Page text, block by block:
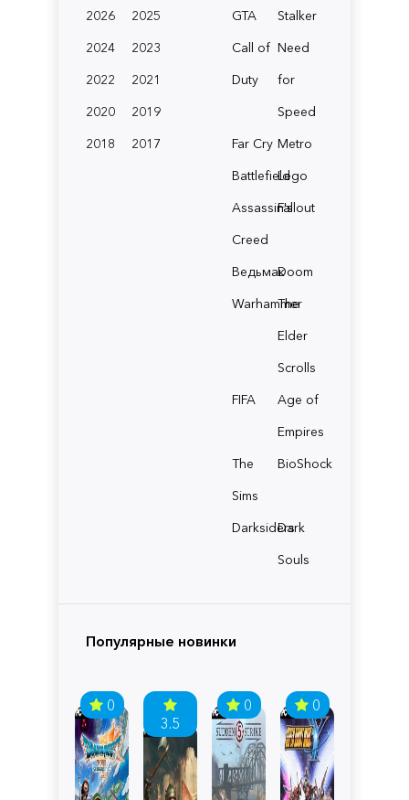
2026
2025
2024
2023
2022
2021
2020
2019
2018
2017
GTA
Stalker
Call of
Duty
Need
for
Speed
Far Cry Metro
BattlefieldLego
Assassin's
Creed
Fallout
ВедьмакDoom
Warhammer
The
Elder
Scrolls
FIFA
Age of
Empires
The
Sims
BioShock
Darksiders
Dark
Souls
Популярные новинки
0
3.5
0 0